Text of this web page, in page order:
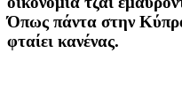
Όπως πάντα στην
φταίει κανένας.